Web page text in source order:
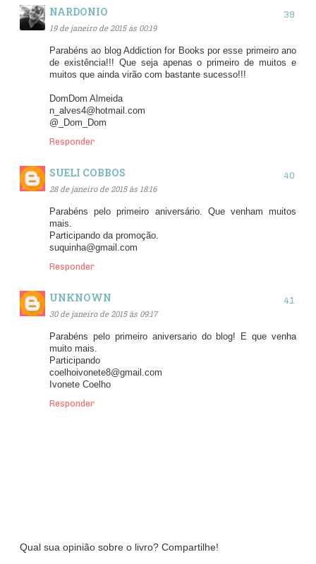
NARDONIO
19 de janeiro de 2015 às 00:19
Parabéns ao blog Addiction for Books por esse primeiro ano
de existência!!! Que seja apenas o primeiro de muitos e
muitos que ainda virão com bastante sucesso!!!
DomDom Almeida
n_alves4@hotmail.com
@_Dom_Dom
Responder
SUELI COBBOS
28 de janeiro de 2015 às 18:16
Parabéns pelo primeiro aniversário. Que venham muitos
mais.
Participando da promoção.
suquinha@gmail.com
Responder
UNKNOWN
30 de janeiro de 2015 às 09:17
Parabéns pelo primeiro aniversario do blog! E que venha
muito mais.
Participando
coelhoivonete8@gmail.com
Ivonete Coelho
Responder
Qual sua opinião sobre o livro? Compartilhe!